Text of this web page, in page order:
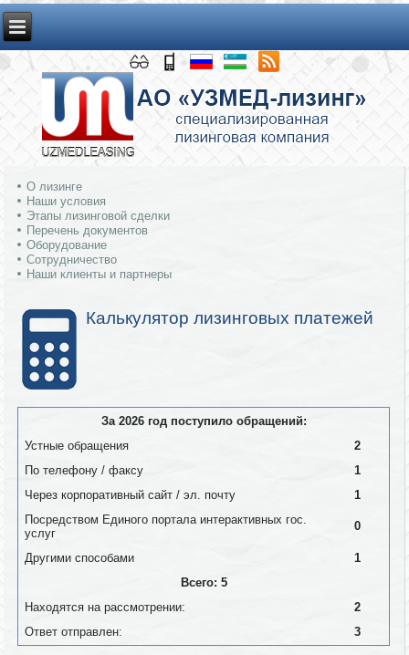
О лизинге
Наши условия
Этапы лизинговой сделки
Перечень документов
Оборудование
Сотрудничество
Наши клиенты и партнеры
Калькулятор лизинговых платежей
За 2026 год поступило обращений:
Устные обращения
2
По телефону / факсу
1
Через корпоративный сайт / эл. почту
1
Посредством Единого портала интерактивных гос.
услуг
0
Другими способами
1
Всего: 5
Находятся на рассмотрении:
2
Ответ отправлен:
3